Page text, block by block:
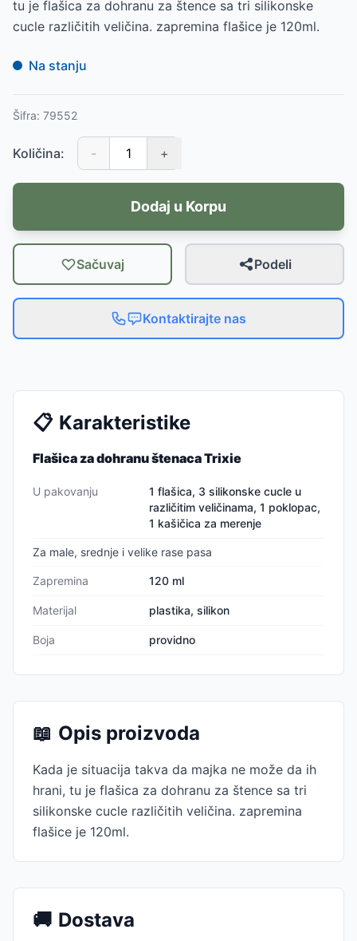
tu je flašica za dohranu za štence sa tri silikonske
cucle različitih veličina. zapremina flašice je 120ml.
Na stanju
Šifra: 79552
Količina: - +
Dodaj u Korpu
Sačuvaj Podeli
Kontaktirajte nas
📋 Karakteristike
Flašica za dohranu štenaca Trixie
U pakovanju
1 flašica, 3 silikonske cucle u
različitim veličinama, 1 poklopac,
1 kašičica za merenje
Za male, srednje i velike rase pasa
Zapremina 120 ml
Materijal plastika, silikon
Boja providno
📖 Opis proizvoda
Kada je situacija takva da majka ne može da ih
hrani, tu je flašica za dohranu za štence sa tri
silikonske cucle različitih veličina. zapremina
flašice je 120ml.
🚚 Dostava